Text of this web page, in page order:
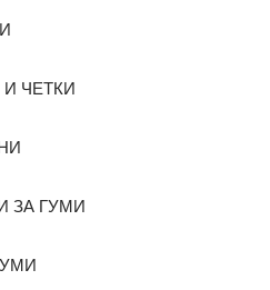
ЧЕТКИ
ЗА ГУМИ